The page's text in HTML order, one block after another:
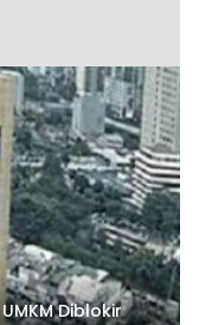
Diblokir